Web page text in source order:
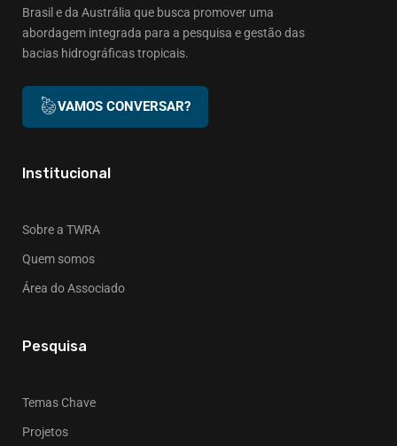
Brasil e da Austrália que busca promover uma
abordagem integrada para a pesquisa e gestão das
bacias hidrográficas tropicais.
VAMOS CONVERSAR?
Institucional
Sobre a TWRA
Quem somos
Área do Associado
Pesquisa
Temas Chave
Projetos